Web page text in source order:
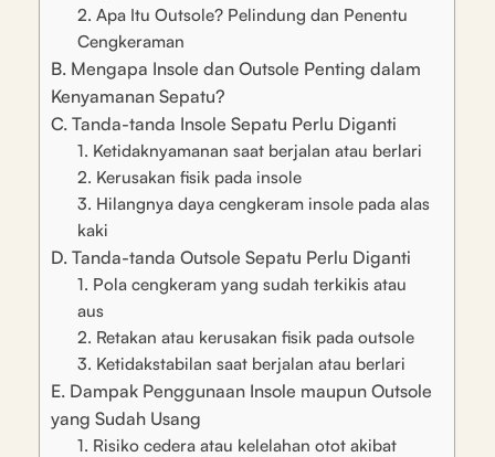
2. Apa Itu Outsole? Pelindung dan Penentu
Cengkeraman
B. Mengapa Insole dan Outsole Penting dalam
Kenyamanan Sepatu?
C. Tanda-tanda Insole Sepatu Perlu Diganti
1. Ketidaknyamanan saat berjalan atau berlari
2. Kerusakan fisik pada insole
3. Hilangnya daya cengkeram insole pada alas
kaki
D. Tanda-tanda Outsole Sepatu Perlu Diganti
1. Pola cengkeram yang sudah terkikis atau
aus
2. Retakan atau kerusakan fisik pada outsole
3. Ketidakstabilan saat berjalan atau berlari
E. Dampak Penggunaan Insole maupun Outsole
yang Sudah Usang
1. Risiko cedera atau kelelahan otot akibat